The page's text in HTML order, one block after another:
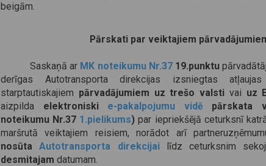
beigām.
Pārskati par veiktajiem
Saskaņā ar MK noteikumu Nr.37 19.punktu
derīgas Autotransporta direkcijas izsniegtas atļaujas
starptautiskajiem pārvadājumiem uz trešo valsti vai uz
aizpilda elektroniski e-pakalpojumu vidē pārskata
noteikumu Nr.37 1.pielikums) par iepriekšējā ceturksnī
maršrutā veiktajiem reisiem, norādot arī
nosūtaAutotransporta direkcijailīdz ceturksnim
desmitajam datumam.